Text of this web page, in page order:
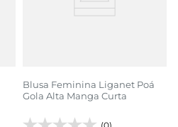
Blusa Feminina Liganet Poá
Gola Alta Manga Curta